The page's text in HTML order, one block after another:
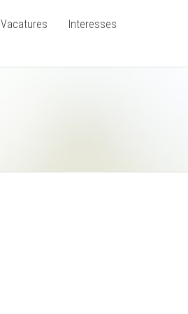
Vacatures Interesses